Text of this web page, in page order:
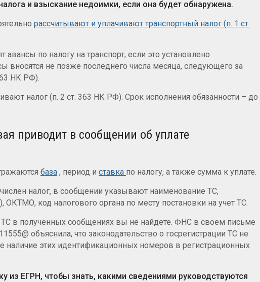
и взыскание недоимки, если она будет обнаружена.
рассчитывают и уплачивают транспортный налог (п. 1 ст.
авансы по налогу на транспорт, если это установлено
вносятся не позже последнего числа месяца, следующего за
НК РФ).
налог (п. 2 ст. 363 НК РФ). Срок исполнения обязанности – до
приводит в сообщении об уплате
база , период и ставка по налогу, а также сумма к уплате.
налог, в сообщении указывают наименование ТС,
ОКТМО, код налогового органа по месту постановки на учет ТС.
в полученных сообщениях вы не найдете. ФНС в своем письме
объяснила, что законодательство о госрегистрации ТС не
наличие этих идентификационных номеров в регистрационных
из ЕГРН, чтобы знать, какими сведениями руководствуются